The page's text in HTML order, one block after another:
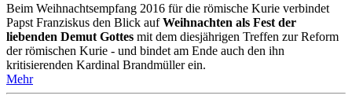
Beim Weihnachtsempfang 2016 für die römische Kurie verbindet
Papst Franziskus den Blick aufWeihnachten als Fest der
liebenden Demut Gottes mit dem diesjährigen Treffen zur Reform
der römischen Kurie - und bindet am Ende auch den ihn
kritisierenden Kardinal Brandmüller ein.
Mehr